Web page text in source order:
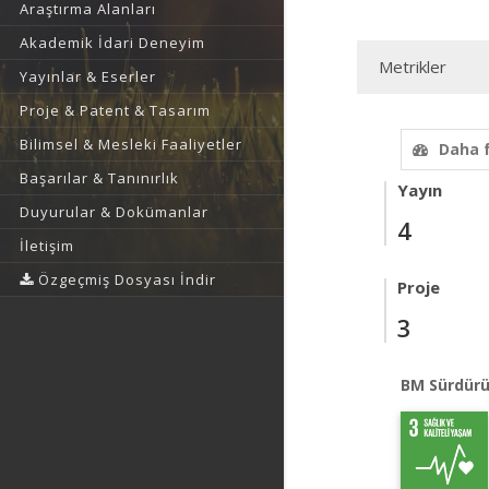
Araştırma Alanları
Akademik İdari Deneyim
Yayınlar & Eserler
Proje & Patent & Tasarım
Bilimsel & Mesleki Faaliyetler
Başarılar & Tanınırlık
Duyurular & Dokümanlar
İletişim
Özgeçmiş Dosyası İndir
Metrikler
Daha
Yayın
4
Proje
3
BM